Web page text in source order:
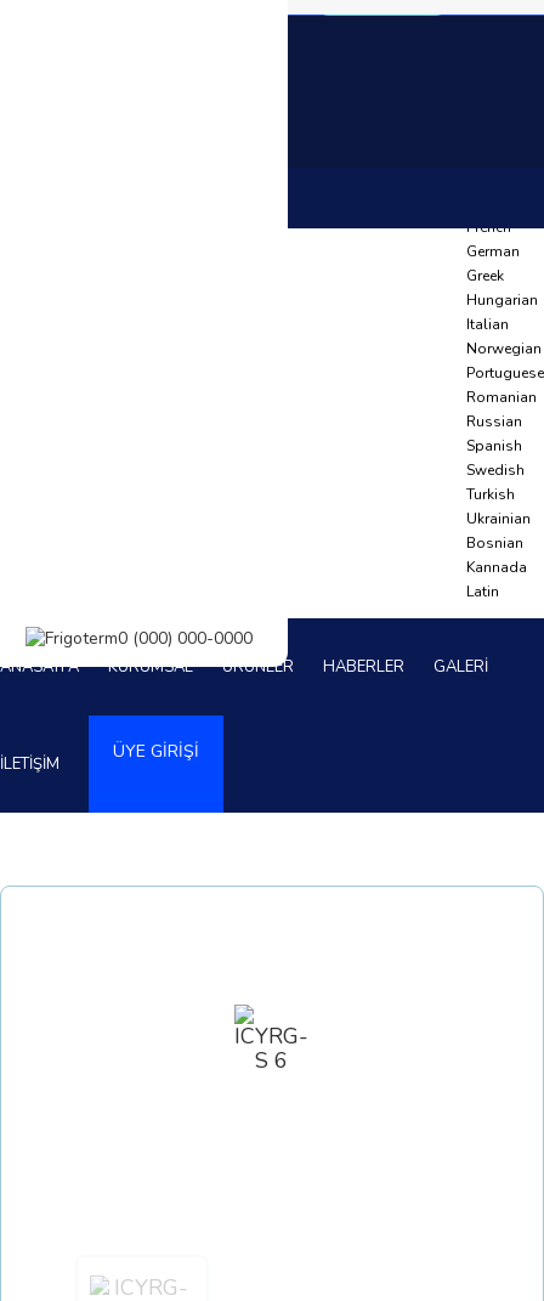
French
German
Greek
Hungarian
Italian
Norwegian
Portuguese
Romanian
Russian
Spanish
Swedish
Turkish
Ukrainian
Bosnian
Kannada
Latin
ANASAYFA KURUMSAL ÜRÜNLER HABERLER GALERİ
İLETİŞİM
ÜYE GİRİŞİ